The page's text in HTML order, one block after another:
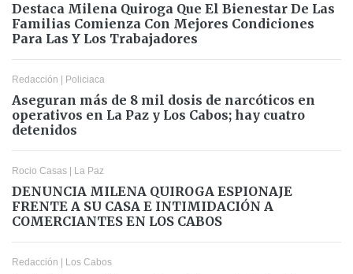
Destaca Milena Quiroga Que El Bienestar De Las
Familias Comienza Con Mejores Condiciones
Para Las Y Los Trabajadores
Redacción Policiaca
Aseguran más de 8 mil dosis de narcóticos en
operativos en La Paz y Los Cabos; hay cuatro
detenidos
Rocio Casas La Paz
DENUNCIA MILENA QUIROGA ESPIONAJE
FRENTE A SU CASA E INTIMIDACIÓN A
COMERCIANTES EN LOS CABOS
Redacción Los Cabos